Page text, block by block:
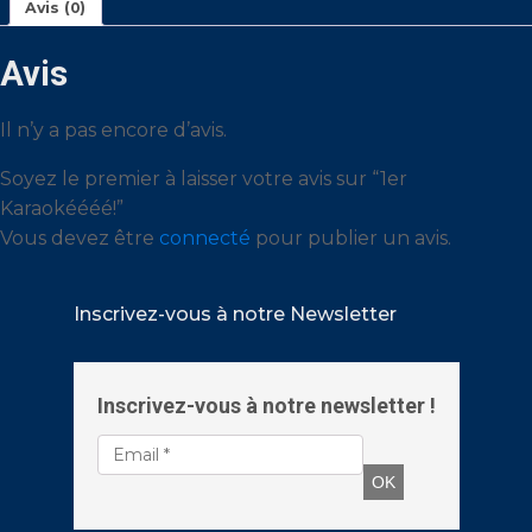
Avis (0)
Avis
Il n’y a pas encore d’avis.
Soyez le premier à laisser votre avis sur “1er
Karaokéééé!”
Vous devez être connecté pour publier un avis.
Inscrivez-vous à notre Newsletter
Inscrivez-vous à notre newsletter !